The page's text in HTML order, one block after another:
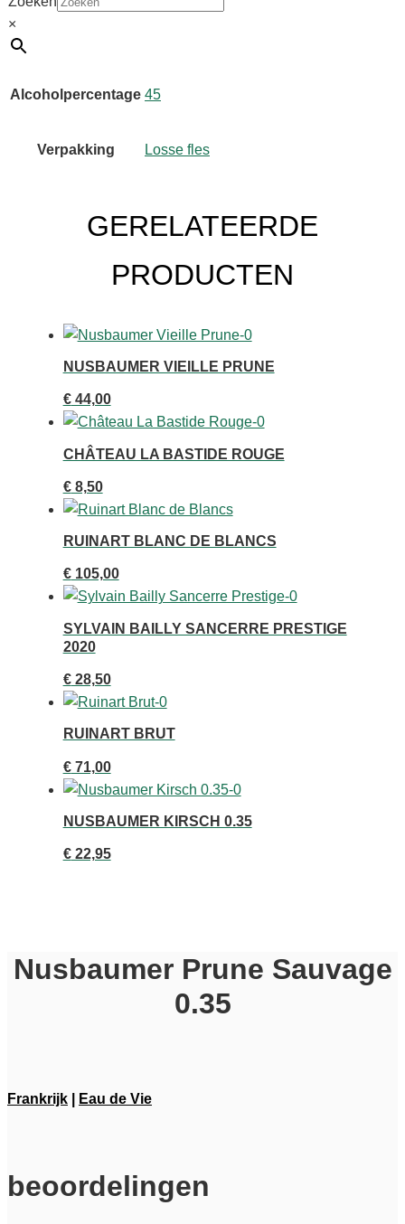
×
Uitverkocht
Alcoholpercentage 45
Verpakking Losse fles
GERELATEERDE
PRODUCTEN
NUSBAUMER VIEILLE PRUNE
€44,00
CHÂTEAU LA BASTIDE ROUGE
€8,50
RUINART BLANC DE BLANCS
€105,00
SYLVAIN BAILLY SANCERRE PRESTIGE
2020
€28,50
RUINART BRUT
€71,00
NUSBAUMER KIRSCH 0.35
€22,95
Nusbaumer Prune Sauvage
0.35
Frankrijk Eau de Vie
beoordelingen